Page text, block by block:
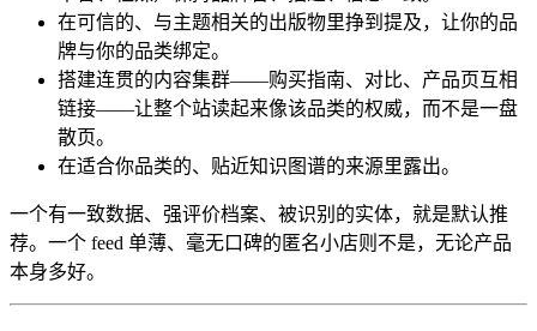
在可信的、与主题相关的出版物里挣到提及，让你的品
牌与你的品类绑定。
搭建连贯的内容集群——购买指南、对比、产品页互相
链接——让整个站读起来像该品类的权威，而不是一盘
散页。
在适合你品类的、贴近知识图谱的来源里露出。
一个有一致数据、强评价档案、被识别的实体，就是默认推
荐。一个 feed 单薄、毫无口碑的匿名小店则不是，无论产品
本身多好。